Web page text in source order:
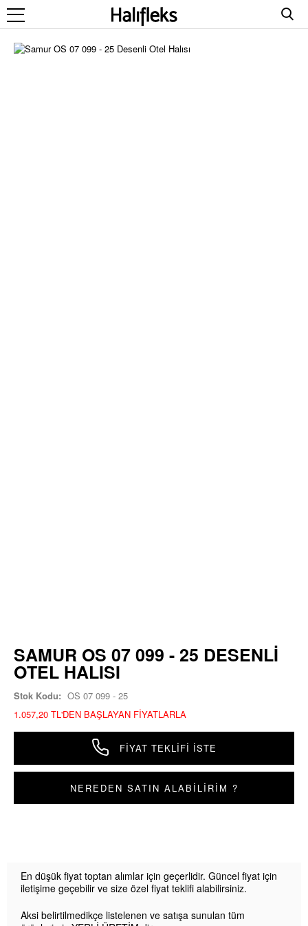
SAMUR OS 07 099 - 25 DESENLI
OTEL HALISI
Stok Kodu: OS 07 099 - 25
1.057,20 TL'DEN BAŞLAYAN FIYATLARLA
FIYAT TEKLIFI İSTE
NEREDEN SATIN ALABİLİRİM ?
En düşük fiyat toptan alımlar için geçerlidir. Güncel fiyat için
iletişime geçebilir ve size özel fiyat teklifi alabilirsiniz.
Aksi belirtilmedikçe listelenen ve satışa sunulan tüm